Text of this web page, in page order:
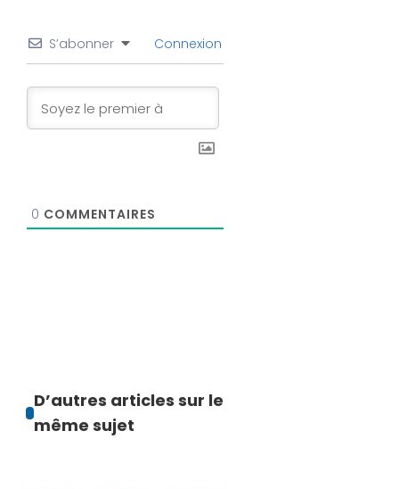
S’abonner Connexion
0 COMMENTAIRES
D’autres articles sur le
même sujet